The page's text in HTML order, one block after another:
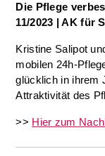
Die Pflege
11/2023 | AK für
Kristine Salipot
mobilen 24h-
glücklich in ihrem
Attraktivität des
>> Hier zum